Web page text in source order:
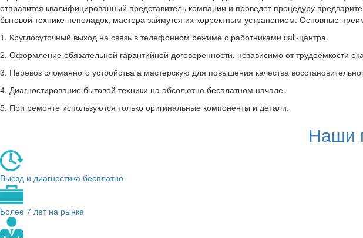
отправится квалифицированный представитель компании и проведет процедуру
бытовой технике неполадок, мастера займутся их корректным устранением. Основные
1. Круглосуточный выход на связь в телефонном режиме с работниками call-центра.
2. Оформление обязательной гарантийной договоренности, независимо от трудоёмкости
3. Перевоз сломанного устройства а мастерскую для повышения качества
4. Диагностирование бытовой техники на абсолютно бесплатном начале.
5. При ремонте используются только оригинальные компоненты и детали.
Наши
Выезд и диагностика бесплатно
Более 7 лет на рынке